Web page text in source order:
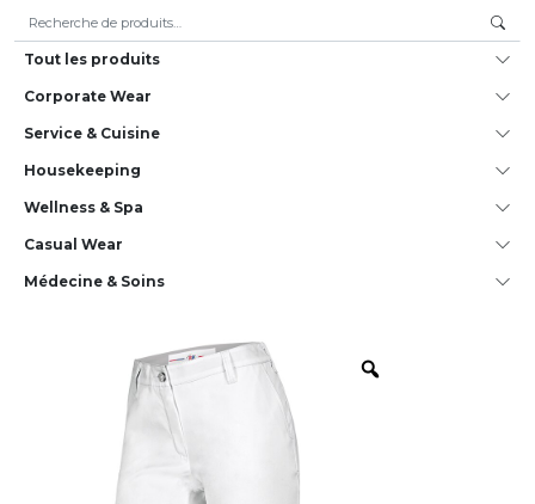
Tout les produits
Corporate Wear
Service & Cuisine
House­keeping
Wellness & Spa
Casual Wear
Médecine & Soins